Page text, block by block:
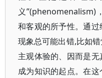
义”(phenomenalism)
和客观的所予性。通
现象总可能出错,比如
主观体验的、因而是
成为知识的起点。在